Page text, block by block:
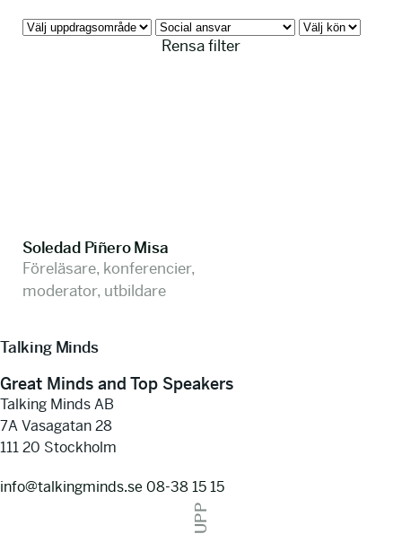
Rensa filter
Soledad Piñero Misa
Föreläsare, konferencier,
moderator, utbildare
Talking Minds
Great Minds and Top Speakers
Talking Minds AB
7A Vasagatan 28
111 20 Stockholm
info@talkingminds.se 08-38 15 15
UPP